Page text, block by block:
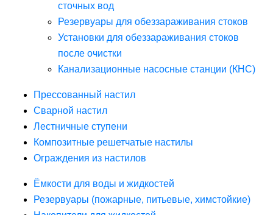
сточных вод
Резервуары для обеззараживания стоков
Установки для обеззараживания стоков
после очистки
Канализационные насосные станции (КНС)
Прессованный настил
Сварной настил
Лестничные ступени
Композитные решетчатые настилы
Ограждения из настилов
Ёмкости для воды и жидкостей
Резервуары (пожарные, питьевые, химстойкие)